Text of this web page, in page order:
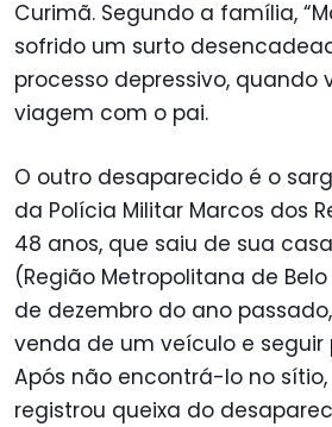
Curimã. Segundo a família,
sofrido um surto
processo depressivo, quando
viagem com o pai.
O outro desaparecido é o
da Polícia Militar Marcos dos
48 anos, que saiu de sua
(Região Metropolitana de Belo
de dezembro do ano
venda de um veículo e seguir
Após não encontrá-lo no
registrou queixa do